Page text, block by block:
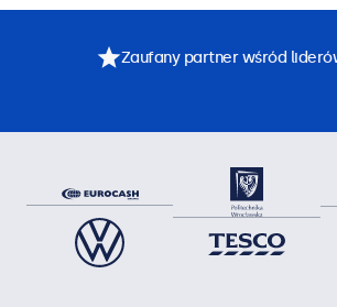
Zaufany partner wśród